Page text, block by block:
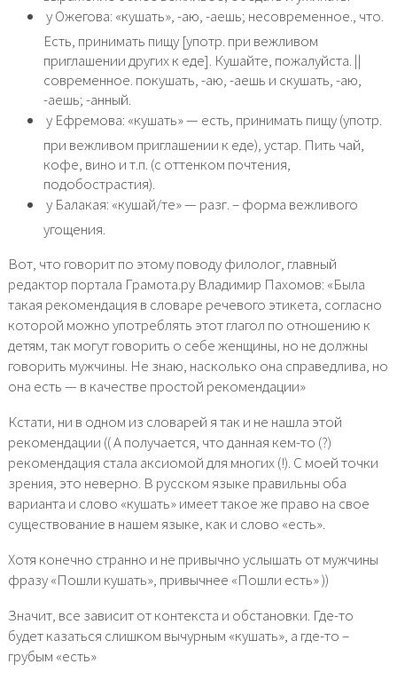
 у Ожегова: «кушать», -аю, -аешь; несовременное., что.
Есть, принимать пищу [употр. при вежливом
приглашении других к еде]. Кушайте, пожалуйста. ||
современное. покушать, -аю, -аешь и скушать, -аю,
-аешь; -анный.
 у Ефремова: «кушать» — есть, принимать пищу (употр.
при вежливом приглашении к еде), устар. Пить чай,
кофе, вино и т.п. (с оттенком почтения,
подобострастия).
 у Балакая: «кушай/те» — разг. – форма вежливого
угощения.
Вот, что говорит по этому поводу филолог, главный
редактор портала Грамота.ру Владимир Пахомов: «Была
такая рекомендация в словаре речевого этикета, согласно
которой можно употреблять этот глагол по отношению к
детям, так могут говорить о себе женщины, но не должны
говорить мужчины. Не знаю, насколько она справедлива, но
она есть — в качестве простой рекомендации»
Кстати, ни в одном из словарей я так и не нашла этой
рекомендации (( А получается, что данная кем-то (?)
рекомендация стала аксиомой для многих (!). С моей точки
зрения, это неверно. В русском языке правильны оба
варианта и слово «кушать» имеет такое же право на свое
существование в нашем языке, как и слово «есть».
Хотя конечно странно и не привычно услышать от мужчины
фразу «Пошли кушать», привычнее «Пошли есть» ))
Значит, все зависит от контекста и обстановки. Где-то
будет казаться слишком вычурным «кушать», а где-то –
грубым «есть»